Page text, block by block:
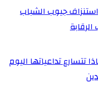
جيوب الشباب
تتسارع تداعياتها اليوم